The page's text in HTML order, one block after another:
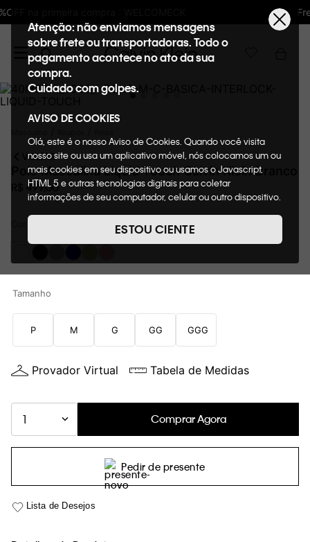
Frete GRÁTIS nas compras acima de R$600
Atenção: não enviamos mensagens
sobre frete ou transportadoras. Todo o
pagamento acontece no ato da sua
compra.
Cuidado com golpes.
AVISO DE COOKIES
Olá, este é o nosso Aviso de Cookies. Quando você visita
nosso site ou usa um aplicativo móvel, nós colocamos um ou
mais cookies em seu dispositivo ou usamos o Javascript,
HTML 5 e outras tecnologias digitais para coletar
informações de seu computador, celular ou outro dispositivo.
de cookies, informaremos quais cookies usaremos e quais
suas funções. A forma como processamos os dados
nosso Aviso de Privacidade. Quando você visita nosso site,
fornecer a você toda a funcionalidade do site, incluindo,
Cookies acesse o link.
ESTOU CIENTE
VOLTAR
Polo Masculina Liquid Touch Calvin Klein Branco
499,00
Tamanho
P M G GG GGG
Provador Virtual Tabela de Medidas
1 Comprar Agora
Pedir de presente